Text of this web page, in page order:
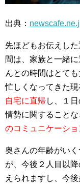
出典：
先ほどもお伝えし
間は、家族と一緒
んとの時間はとて
忙しくなってきた
自宅に直帰 し、１
情勢に関すること
のコミュニケーシ
奥さんの年齢がい
が、今後２人目以
えられますし、今